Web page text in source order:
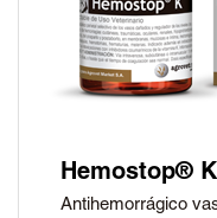
Hemostop® K
Antihemorrágico